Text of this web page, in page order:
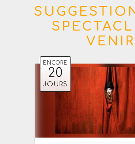
VENIR
ENCORE
20
JOURS